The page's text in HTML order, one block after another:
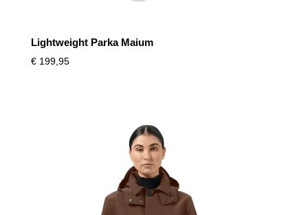
Lightweight Parka Maium
€199,95